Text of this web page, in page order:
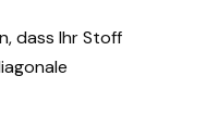
dass Ihr Stoff